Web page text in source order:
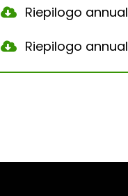
Riepilogo
Riepilogo